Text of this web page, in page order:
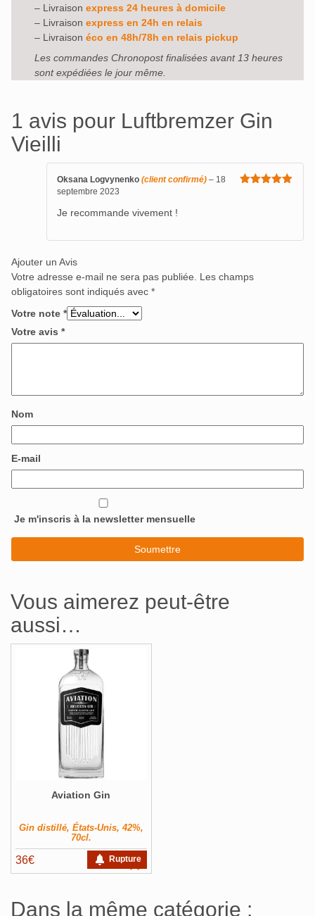
– Livraison express 24 heures à domicile
– Livraison express en 24h en relais
– Livraison éco en 48h/78h en relais pickup
Les commandes Chronopost finalisées avant 13 heures
sont expédiées le jour même.
1 avis pour Luftbremzer Gin
Vieilli
Oksana Logvynenko (client confirmé) – 18
septembre 2023
Je recommande vivement !
Ajouter un Avis
Votre adresse e-mail ne sera pas publiée.
Les champs
obligatoires sont indiqués avec *
Votre note *
Votre avis *
Nom
E-mail
Je m'inscris à la newsletter mensuelle
Vous aimerez peut-être
aussi…
Rupture
Aviation Gin
Gin distillé, États-Unis, 42%,
70cl.
36€
Dans la même catégorie :